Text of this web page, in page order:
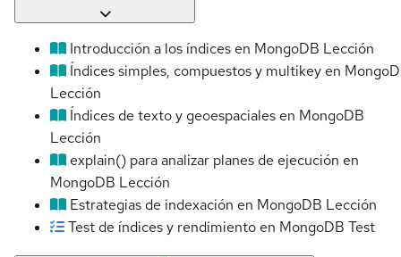
Introducción a los índices en MongoDB Lección
Índices simples, compuestos y multikey en
Lección
Índices de texto y geoespaciales en MongoDB
Lección
explain() para analizar planes de ejecución en
MongoDB Lección
Estrategias de indexación en MongoDB Lección
Test de índices y rendimiento en MongoDB Test